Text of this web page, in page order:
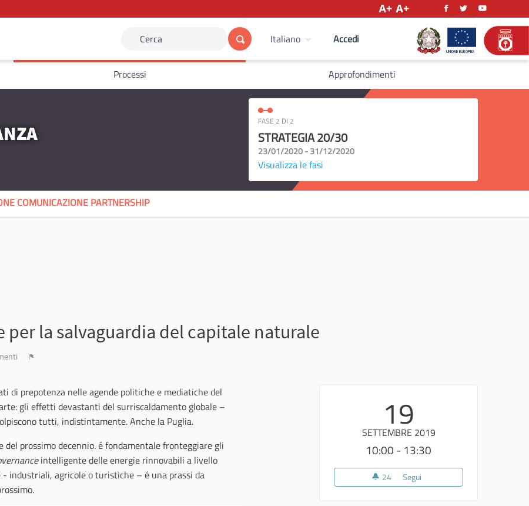
Cerca Italiano Accedi
Processi Approfondimenti
FASE 2 DI 2
STRATEGIA 20/30
23/01/2020 - 31/12/2020
Visualizza le fasi
COMUNICAZIONE PARTNERSHIP
la salvaguardia del capitale naturale
19
SETTEMBRE 2019
10:00 - 13:30
24 24 sostenitori
Segui
di prepotenza nelle agende politiche e mediatiche del
gli effetti devastanti del surriscaldamento globale –
tutti, indistintamente. Anche la Puglia.
del prossimo decennio. é fondamentale fronteggiare gli
intelligente delle energie rinnovabili a livello
industriali, agricole o turistiche – é una prassi da